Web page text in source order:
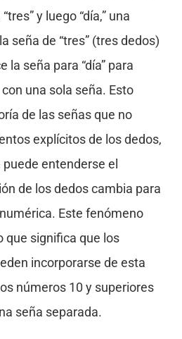
y luego “día,” una
seña de “tres” (tres dedos)
la seña para “día” para
una sola seña. Esto
de las señas que no
explícitos de los dedos,
entenderse el
de los dedos cambia para
Este fenómeno
que significa que los
incorporarse de esta
números 10 y superiores
seña separada.